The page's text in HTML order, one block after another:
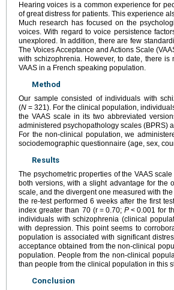
Hearing voices is a common experience for
of great distress for patients. This experience
Much research has focused on the
voices. With regard to voice persistence
unexplored. In addition, there are few
The Voices Acceptance and Actions Scale
with schizophrenia. However, to date, there
VAAS in a French speaking population.
Method
Our sample consisted of individuals with
(N = 321). For the clinical population,
the VAAS scale in its two abbreviated
administered psychopathology scales (BPRS)
For the non-clinical population, we
sociodemographic questionnaire (age, sex,
Results
The psychometric properties of the VAAS
both versions, with a slight advantage for the
scale, and the divergent one measured with
the re-test performed 6 weeks after the first
index greater than 70 (r = 0.70;P < 0.001 for
individuals with schizophrenia (clinical
with depression. This point seems to
population is associated with significant
acceptance obtained from the non-clinical
population. People from the non-clinical
than people from the clinical population in this
Conclusion